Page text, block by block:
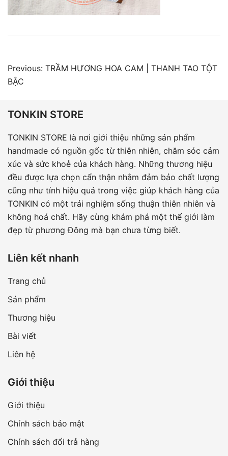
Điều
hướng
viết
Previous: TRẦM HƯƠNG HOA CAM | THANH TAO TỘT
BẬC
TONKIN STORE
TONKIN STORE là nơi giới thiệu những sản phẩm
handmade có nguồn gốc từ thiên nhiên, chăm sóc cảm
xúc và sức khoẻ của khách hàng. Những thương hiệu
đều được lựa chọn cẩn thận nhằm đảm bảo chất lượng
cũng như tính hiệu quả trong việc giúp khách hàng của
TONKIN có một trải nghiệm sống thuận thiên nhiên và
không hoá chất. Hãy cùng khám phá một thế giới làm
đẹp từ phương Đông mà bạn chưa từng biết.
Liên kết nhanh
Trang chủ
Sản phẩm
Thương hiệu
Bài viết
Liên hệ
Giới thiệu
Giới thiệu
Chính sách bảo mật
Chính sách đổi trả hàng